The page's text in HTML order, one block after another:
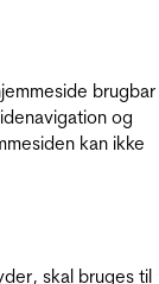
og
kan ikke
skal bruges til